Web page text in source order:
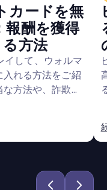
カードを無
報酬を獲得
方法
して、ウォルマ
れる方法をご紹
方法や、詐欺を